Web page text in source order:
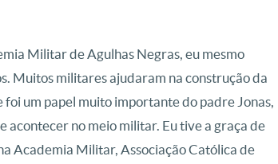
Militar de Agulhas Negras, eu mesmo
Muitos militares ajudaram na construção da
um papel muito importante do padre Jonas,
acontecer no meio militar. Eu tive a graça de
Academia Militar, Associação Católica de